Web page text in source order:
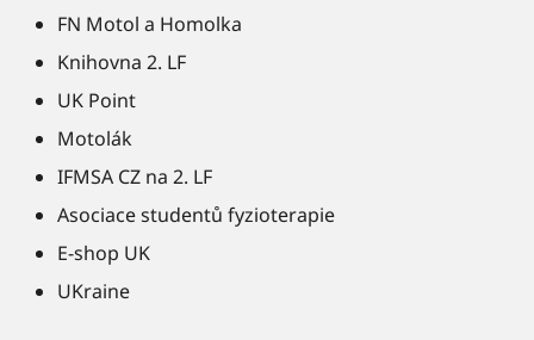
FN Motol a Homolka
Knihovna 2. LF
UK Point
Motolák
IFMSA CZ na 2. LF
Asociace studentů fyzioterapie
E-shop UK
UKraine